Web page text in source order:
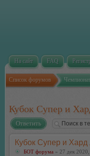
На сайт FAQ
Список форумов
Кубок Супер и
Ответить
Кубок Супер и Хард
БОТ форума » 27 дек